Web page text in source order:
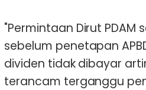
"Permintaan Dirut PDAM
sebelum penetapan
dividen tidak dibayar
terancam terganggu